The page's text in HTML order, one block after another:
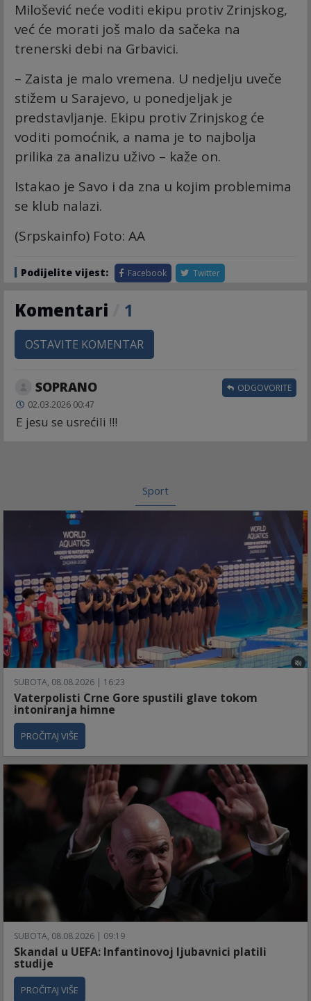
Milošević neće voditi ekipu protiv Zrinjskog,
već će morati još malo da sačeka na
trenerski debi na Grbavici.
– Zaista je malo vremena. U nedjelju uveče
stižem u Sarajevo, u ponedjeljak je
predstavljanje. Ekipu protiv Zrinjskog će
voditi pomoćnik, a nama je to najbolja
prilika za analizu uživo – kaže on.
Istakao je Savo i da zna u kojim problemima
se klub nalazi.
(Srpskainfo) Foto: AA
Podijelite vijest: Facebook Twitter
Komentari 1
OSTAVITE KOMENTAR
SOPRANO
02.03.2026 00:47
E jesu se usrećili !!!
ODGOVORITE
Sport
SUBOTA, 08.08.2026 | 16:23
Vaterpolisti Crne Gore spustili glave tokom
intoniranja himne
PROČITAJ VIŠE
SUBOTA, 08.08.2026 | 09:19
Skandal u UEFA: Infantinovoj ljubavnici platili
studije
PROČITAJ VIŠE